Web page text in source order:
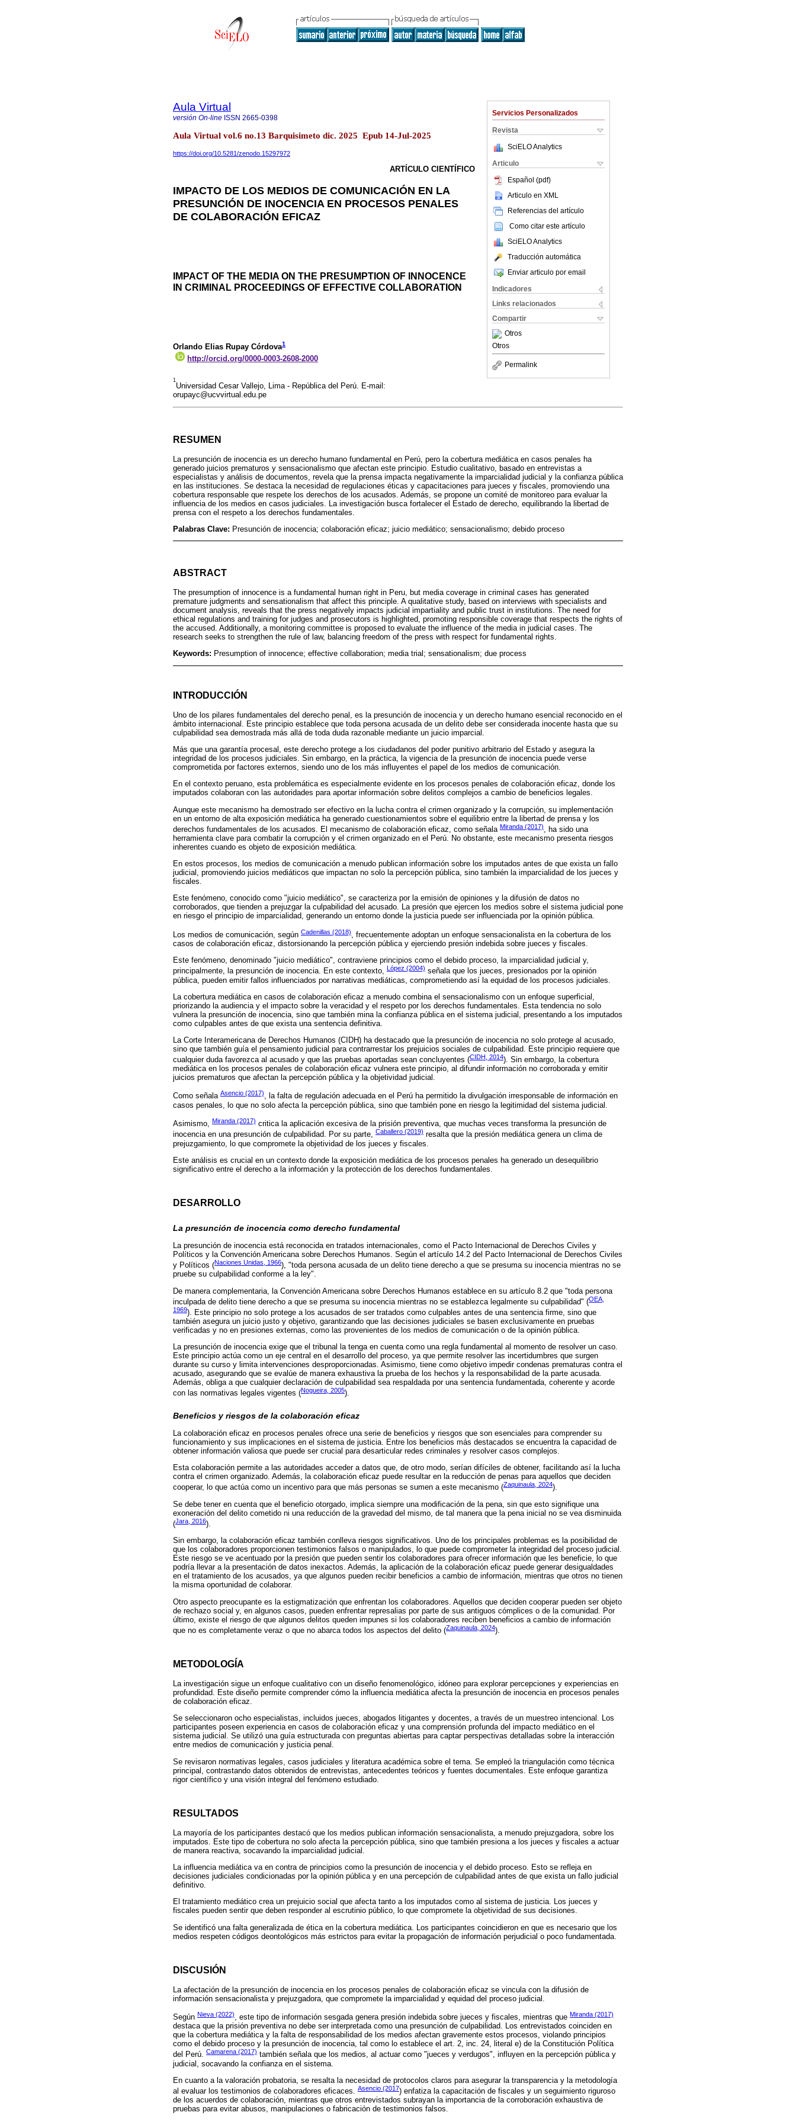
Servicios Personalizados
Revista
SciELO Analytics
Articulo
Español (pdf)
Articulo en XML
Referencias del artículo
Como citar este artículo
SciELO Analytics
Traducción automática
Enviar articulo por email
Indicadores
Links relacionados
Compartir
Otros
Otros
Permalink
Aula Virtual
versión On-line ISSN 2665-0398
Aula Virtual vol.6 no.13 Barquisimeto dic. 2025 Epub 14-Jul-2025
https://doi.org/10.5281/zenodo.15297972
ARTÍCULO CIENTÍFICO
IMPACTO DE LOS MEDIOS DE COMUNICACIÓN EN LA
PRESUNCIÓN DE INOCENCIA EN PROCESOS PENALES
DE COLABORACIÓN EFICAZ
IMPACT OF THE MEDIA ON THE PRESUMPTION OF INNOCENCE
IN CRIMINAL PROCEEDINGS OF EFFECTIVE COLLABORATION
Orlando Elias Rupay Córdova1
http://orcid.org/0000-0003-2608-2000
1
Universidad Cesar Vallejo, Lima - República del Perú. E-mail:
orupayc@ucvvirtual.edu.pe
RESUMEN
La presunción de inocencia es un derecho humano fundamental en Perú, pero la cobertura mediática en casos penales ha
generado juicios prematuros y sensacionalismo que afectan este principio. Estudio cualitativo, basado en entrevistas a
especialistas y análisis de documentos, revela que la prensa impacta negativamente la imparcialidad judicial y la confianza pública
en las instituciones. Se destaca la necesidad de regulaciones éticas y capacitaciones para jueces y fiscales, promoviendo una
cobertura responsable que respete los derechos de los acusados. Además, se propone un comité de monitoreo para evaluar la
influencia de los medios en casos judiciales. La investigación busca fortalecer el Estado de derecho, equilibrando la libertad de
prensa con el respeto a los derechos fundamentales.
Palabras Clave: Presunción de inocencia; colaboración eficaz; juicio mediático; sensacionalismo; debido proceso
ABSTRACT
The presumption of innocence is a fundamental human right in Peru, but media coverage in criminal cases has generated
premature judgments and sensationalism that affect this principle. A qualitative study, based on interviews with specialists and
document analysis, reveals that the press negatively impacts judicial impartiality and public trust in institutions. The need for
ethical regulations and training for judges and prosecutors is highlighted, promoting responsible coverage that respects the rights of
the accused. Additionally, a monitoring committee is proposed to evaluate the influence of the media in judicial cases. The
research seeks to strengthen the rule of law, balancing freedom of the press with respect for fundamental rights.
Keywords: Presumption of innocence; effective collaboration; media trial; sensationalism; due process
INTRODUCCIÓN
Uno de los pilares fundamentales del derecho penal, es la presunción de inocencia y un derecho humano esencial reconocido en el
ámbito internacional. Este principio establece que toda persona acusada de un delito debe ser considerada inocente hasta que su
culpabilidad sea demostrada más allá de toda duda razonable mediante un juicio imparcial.
Más que una garantía procesal, este derecho protege a los ciudadanos del poder punitivo arbitrario del Estado y asegura la
integridad de los procesos judiciales. Sin embargo, en la práctica, la vigencia de la presunción de inocencia puede verse
comprometida por factores externos, siendo uno de los más influyentes el papel de los medios de comunicación.
En el contexto peruano, esta problemática es especialmente evidente en los procesos penales de colaboración eficaz, donde los
imputados colaboran con las autoridades para aportar información sobre delitos complejos a cambio de beneficios legales.
Aunque este mecanismo ha demostrado ser efectivo en la lucha contra el crimen organizado y la corrupción, su implementación
en un entorno de alta exposición mediática ha generado cuestionamientos sobre el equilibrio entre la libertad de prensa y los
derechos fundamentales de los acusados. El mecanismo de colaboración eficaz, como señala Miranda (2017), ha sido una
herramienta clave para combatir la corrupción y el crimen organizado en el Perú. No obstante, este mecanismo presenta riesgos
inherentes cuando es objeto de exposición mediática.
En estos procesos, los medios de comunicación a menudo publican información sobre los imputados antes de que exista un fallo
judicial, promoviendo juicios mediáticos que impactan no solo la percepción pública, sino también la imparcialidad de los jueces y
fiscales.
Este fenómeno, conocido como "juicio mediático", se caracteriza por la emisión de opiniones y la difusión de datos no
corroborados, que tienden a prejuzgar la culpabilidad del acusado. La presión que ejercen los medios sobre el sistema judicial pone
en riesgo el principio de imparcialidad, generando un entorno donde la justicia puede ser influenciada por la opinión pública.
Los medios de comunicación, según Cadenillas (2018)
, frecuentemente adoptan un enfoque sensacionalista en la cobertura de los
casos de colaboración eficaz, distorsionando la percepción pública y ejerciendo presión indebida sobre jueces y fiscales.
Este fenómeno, denominado "juicio mediático", contraviene principios como el debido proceso, la imparcialidad judicial y,
principalmente, la presunción de inocencia. En este contexto, López (2004) señala que los jueces, presionados por la opinión
pública, pueden emitir fallos influenciados por narrativas mediáticas, comprometiendo así la equidad de los procesos judiciales.
La cobertura mediática en casos de colaboración eficaz a menudo combina el sensacionalismo con un enfoque superficial,
priorizando la audiencia y el impacto sobre la veracidad y el respeto por los derechos fundamentales. Esta tendencia no solo
vulnera la presunción de inocencia, sino que también mina la confianza pública en el sistema judicial, presentando a los imputados
como culpables antes de que exista una sentencia definitiva.
La Corte Interamericana de Derechos Humanos (CIDH) ha destacado que la presunción de inocencia no solo protege al acusado,
sino que también guía el pensamiento judicial para contrarrestar los prejuicios sociales de culpabilidad. Este principio requiere que
cualquier duda favorezca al acusado y que las pruebas aportadas sean concluyentes (CIDH, 2014). Sin embargo, la cobertura
mediática en los procesos penales de colaboración eficaz vulnera este principio, al difundir información no corroborada y emitir
juicios prematuros que afectan la percepción pública y la objetividad judicial.
Como señala Asencio (2017), la falta de regulación adecuada en el Perú ha permitido la divulgación irresponsable de información en
casos penales, lo que no solo afecta la percepción pública, sino que también pone en riesgo la legitimidad del sistema judicial.
Asimismo, Miranda (2017) critica la aplicación excesiva de la prisión preventiva, que muchas veces transforma la presunción de
inocencia en una presunción de culpabilidad. Por su parte, Caballero (2019) resalta que la presión mediática genera un clima de
prejuzgamiento, lo que compromete la objetividad de los jueces y fiscales.
Este análisis es crucial en un contexto donde la exposición mediática de los procesos penales ha generado un desequilibrio
significativo entre el derecho a la información y la protección de los derechos fundamentales.
DESARROLLO
La presunción de inocencia como derecho fundamental
La presunción de inocencia está reconocida en tratados internacionales, como el Pacto Internacional de Derechos Civiles y
Políticos y la Convención Americana sobre Derechos Humanos. Según el artículo 14.2 del Pacto Internacional de Derechos Civiles
y Políticos (Naciones Unidas, 1966), "toda persona acusada de un delito tiene derecho a que se presuma su inocencia mientras no se
pruebe su culpabilidad conforme a la ley".
De manera complementaria, la Convención Americana sobre Derechos Humanos establece en su artículo 8.2 que "toda persona
inculpada de delito tiene derecho a que se presuma su inocencia mientras no se establezca legalmente su culpabilidad" (OEA,
1969). Este principio no solo protege a los acusados de ser tratados como culpables antes de una sentencia firme, sino que
también asegura un juicio justo y objetivo, garantizando que las decisiones judiciales se basen exclusivamente en pruebas
verificadas y no en presiones externas, como las provenientes de los medios de comunicación o de la opinión pública.
La presunción de inocencia exige que el tribunal la tenga en cuenta como una regla fundamental al momento de resolver un caso.
Este principio actúa como un eje central en el desarrollo del proceso, ya que permite resolver las incertidumbres que surgen
durante su curso y limita intervenciones desproporcionadas. Asimismo, tiene como objetivo impedir condenas prematuras contra el
acusado, asegurando que se evalúe de manera exhaustiva la prueba de los hechos y la responsabilidad de la parte acusada.
Además, obliga a que cualquier declaración de culpabilidad sea respaldada por una sentencia fundamentada, coherente y acorde
con las normativas legales vigentes (Nogueira, 2005).
Beneficios y riesgos de la colaboración eficaz
La colaboración eficaz en procesos penales ofrece una serie de beneficios y riesgos que son esenciales para comprender su
funcionamiento y sus implicaciones en el sistema de justicia. Entre los beneficios más destacados se encuentra la capacidad de
obtener información valiosa que puede ser crucial para desarticular redes criminales y resolver casos complejos.
Esta colaboración permite a las autoridades acceder a datos que, de otro modo, serían difíciles de obtener, facilitando así la lucha
contra el crimen organizado. Además, la colaboración eficaz puede resultar en la reducción de penas para aquellos que deciden
cooperar, lo que actúa como un incentivo para que más personas se sumen a este mecanismo (Zaquinaula, 2024).
Se debe tener en cuenta que el beneficio otorgado, implica siempre una modificación de la pena, sin que esto signifique una
exoneración del delito cometido ni una reducción de la gravedad del mismo, de tal manera que la pena inicial no se vea disminuida
(Jara, 2016).
Sin embargo, la colaboración eficaz también conlleva riesgos significativos. Uno de los principales problemas es la posibilidad de
que los colaboradores proporcionen testimonios falsos o manipulados, lo que puede comprometer la integridad del proceso judicial.
Este riesgo se ve acentuado por la presión que pueden sentir los colaboradores para ofrecer información que les beneficie, lo que
podría llevar a la presentación de datos inexactos. Además, la aplicación de la colaboración eficaz puede generar desigualdades
en el tratamiento de los acusados, ya que algunos pueden recibir beneficios a cambio de información, mientras que otros no tienen
la misma oportunidad de colaborar.
Otro aspecto preocupante es la estigmatización que enfrentan los colaboradores. Aquellos que deciden cooperar pueden ser objeto
de rechazo social y, en algunos casos, pueden enfrentar represalias por parte de sus antiguos cómplices o de la comunidad. Por
último, existe el riesgo de que algunos delitos queden impunes si los colaboradores reciben beneficios a cambio de información
que no es completamente veraz o que no abarca todos los aspectos del delito (Zaquinaula, 2024).
METODOLOGÍA
La investigación sigue un enfoque cualitativo con un diseño fenomenológico, idóneo para explorar percepciones y experiencias en
profundidad. Este diseño permite comprender cómo la influencia mediática afecta la presunción de inocencia en procesos penales
de colaboración eficaz.
Se seleccionaron ocho especialistas, incluidos jueces, abogados litigantes y docentes, a través de un muestreo intencional. Los
participantes poseen experiencia en casos de colaboración eficaz y una comprensión profunda del impacto mediático en el
sistema judicial. Se utilizó una guía estructurada con preguntas abiertas para captar perspectivas detalladas sobre la interacción
entre medios de comunicación y justicia penal.
Se revisaron normativas legales, casos judiciales y literatura académica sobre el tema. Se empleó la triangulación como técnica
principal, contrastando datos obtenidos de entrevistas, antecedentes teóricos y fuentes documentales. Este enfoque garantiza
rigor científico y una visión integral del fenómeno estudiado.
RESULTADOS
La mayoría de los participantes destacó que los medios publican información sensacionalista, a menudo prejuzgadora, sobre los
imputados. Este tipo de cobertura no solo afecta la percepción pública, sino que también presiona a los jueces y fiscales a actuar
de manera reactiva, socavando la imparcialidad judicial.
La influencia mediática va en contra de principios como la presunción de inocencia y el debido proceso. Esto se refleja en
decisiones judiciales condicionadas por la opinión pública y en una percepción de culpabilidad antes de que exista un fallo judicial
definitivo.
El tratamiento mediático crea un prejuicio social que afecta tanto a los imputados como al sistema de justicia. Los jueces y
fiscales pueden sentir que deben responder al escrutinio público, lo que compromete la objetividad de sus decisiones.
Se identificó una falta generalizada de ética en la cobertura mediática. Los participantes coincidieron en que es necesario que los
medios respeten códigos deontológicos más estrictos para evitar la propagación de información perjudicial o poco fundamentada.
DISCUSIÓN
La afectación de la presunción de inocencia en los procesos penales de colaboración eficaz se vincula con la difusión de
información sensacionalista y prejuzgadora, que compromete la imparcialidad y equidad del proceso judicial.
Según Nieva (2022), este tipo de información sesgada genera presión indebida sobre jueces y fiscales, mientras que Miranda (2017)
destaca que la prisión preventiva no debe ser interpretada como una presunción de culpabilidad. Los entrevistados coinciden en
que la cobertura mediática y la falta de responsabilidad de los medios afectan gravemente estos procesos, violando principios
como el debido proceso y la presunción de inocencia, tal como lo establece el art. 2, inc. 24, literal e) de la Constitución Política
del Perú. Camarena (2017) también señala que los medios, al actuar como "jueces y verdugos", influyen en la percepción pública y
judicial, socavando la confianza en el sistema.
En cuanto a la valoración probatoria, se resalta la necesidad de protocolos claros para asegurar la transparencia y la metodología
al evaluar los testimonios de colaboradores eficaces. Asencio (2017) enfatiza la capacitación de fiscales y un seguimiento riguroso
de los acuerdos de colaboración, mientras que otros entrevistados subrayan la importancia de la corroboración exhaustiva de
pruebas para evitar abusos, manipulaciones o fabricación de testimonios falsos.